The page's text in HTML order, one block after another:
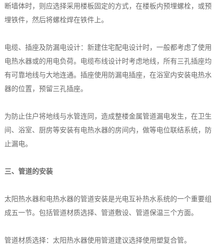
断墙体时，则应选择采用楼板固定的方式，在楼板内预埋螺栓，或预
埋铁件，然后将螺栓焊在铁件上。
电缆、插座及防漏电设计：新建住宅配电设计时，一般都考虑了使用
电热水器或的用电负荷。电缆布线设计时考虑地线，所有三孔插座均
有可靠地线与大地连通。插座使用防漏电插座，在浴室内安装电热水
器的位置，预留三孔插座。
为防止住户将地线与水管连同，造成整楼金属管道漏电发生，在卫生
间、浴室、厨房等安装有电热水器的房间内，做等电位联结系统，防
止漏电。
三、管道的安装
太阳热水器和电热水器的管道安装是光电互补热水系统的一个重要组
成五一节。包括管道材质选择、管道敷设、管道保温三个方面。
管道材质选择：太阳热水器使用管道建议选择使用塑复合管。